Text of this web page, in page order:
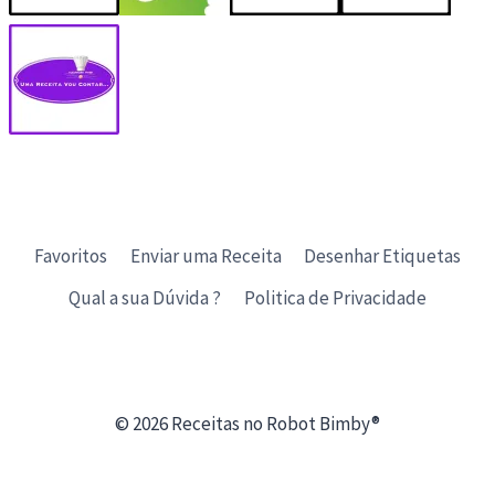
Favoritos Enviar uma Receita
Desenhar Etiquetas
Qual a sua Dúvida ?
Politica de Privacidade
© 2026 Receitas no Robot Bimby®